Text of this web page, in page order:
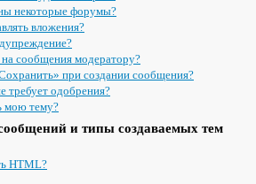
некоторые форумы?
вложения?
сообщения модератору?
при создании сообщения?
требует одобрения?
мою тему?
и типы создаваемых тем
HTML?